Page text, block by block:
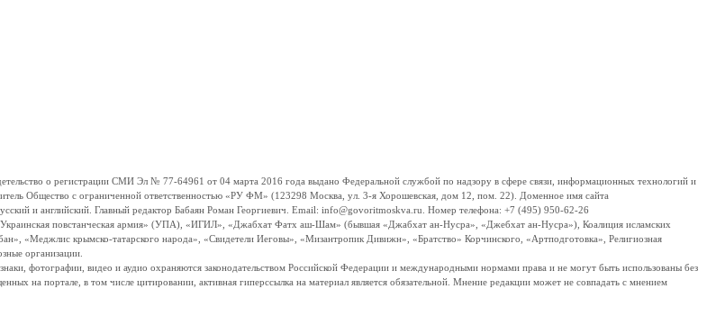
о регистрации СМИ Эл № 77-64961 от 04 марта 2016 года выдано Федеральной службой по надзору в сфере связи, информационных технологий и
Общество с ограниченной ответственностью «РУ ФМ» (123298 Москва, ул. 3-я Хорошевская, дом 12, пом. 22). Доменное имя сайта
и английский. Главный редактор Бабаян Роман Георгиевич. Email: info@govoritmoskva.ru. Номер телефона: +7 (495) 950-62-26
повстанческая армия» (УПА), «ИГИЛ», «Джабхат Фатх аш-Шам» (бывшая «Джабхат ан-Нусра», «Джебхат ан-Нусра»), Коалиция исламских
крымско-татарского народа», «Свидетели Иеговы», «Мизантропик Дивижн», «Братство» Корчинского, «Артподготовка», Религиозная
организации.
фотографии, видео и аудио охраняются законодательством Российской Федерации и международными нормами права и не могут быть использованы без
на портале, в том числе цитировании, активная гиперссылка на материал является обязательной. Мнение редакции может не совпадать с мнением